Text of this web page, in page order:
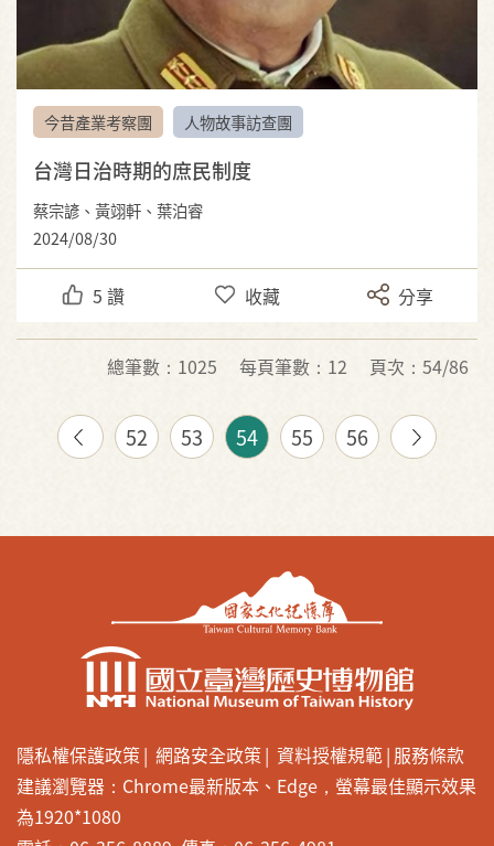
今昔產業考察團 人物故事訪查團
台灣日治時期的庶民制度
蔡宗諺、黃翊軒、葉泊睿
2024/08/30
5 讚 收藏 分享
總筆數：1025 每頁筆數：12 頁次：54/86
52 53 54 55 56
隱私權保護政策 網路安全政策 資料授權規範 服務條款
建議瀏覽器：Chrome最新版本、Edge，螢幕最佳顯示效果
為1920*1080